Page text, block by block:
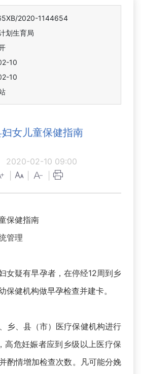
2020-1144654
划生育局
10
10
女儿童保健指南
2020-02-10 09:00
保健指南
管理
疑有早孕者，在停经12周到乡
保健机构做早孕检查并建卡。
、县（市）医疗保健机构进行
高危妊娠者应到乡级以上医疗保
酌情增加检查次数。凡可能分娩